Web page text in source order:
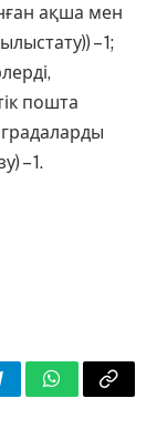
ақша мен
– 1;
пошта
– 1.
WhatsApp
Copy